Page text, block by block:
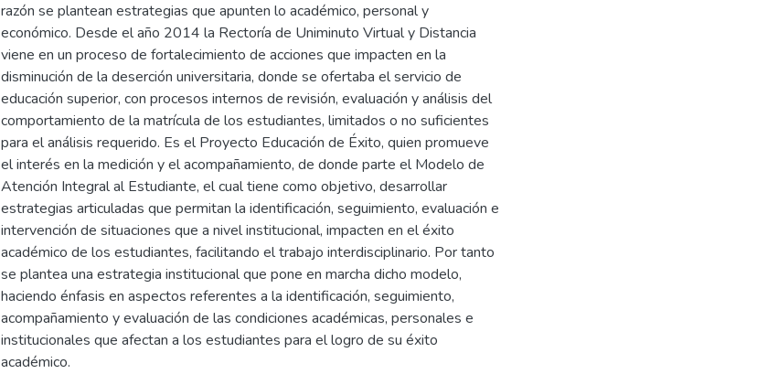
razón se plantean estrategias que apunten lo académico, personal y
económico. Desde el año 2014 la Rectoría de Uniminuto Virtual y Distancia
viene en un proceso de fortalecimiento de acciones que impacten en la
disminución de la deserción universitaria, donde se ofertaba el servicio de
educación superior, con procesos internos de revisión, evaluación y análisis del
comportamiento de la matrícula de los estudiantes, limitados o no suficientes
para el análisis requerido. Es el Proyecto Educación de Éxito, quien promueve
el interés en la medición y el acompañamiento, de donde parte el Modelo de
Atención Integral al Estudiante, el cual tiene como objetivo, desarrollar
estrategias articuladas que permitan la identificación, seguimiento, evaluación e
intervención de situaciones que a nivel institucional, impacten en el éxito
académico de los estudiantes, facilitando el trabajo interdisciplinario. Por tanto
se plantea una estrategia institucional que pone en marcha dicho modelo,
haciendo énfasis en aspectos referentes a la identificación, seguimiento,
acompañamiento y evaluación de las condiciones académicas, personales e
institucionales que afectan a los estudiantes para el logro de su éxito
académico.